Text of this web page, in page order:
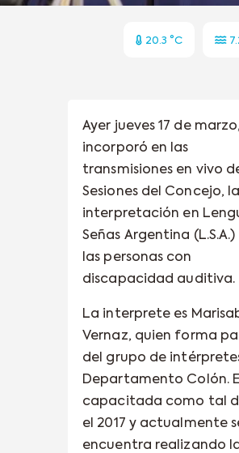
20.3 °C
Ayer jueves 17 de
incorporó en las
transmisiones en vivo
Sesiones del Concejo, la
interpretación en
Señas Argentina
las personas con
discapacidad auditiva.
La interprete es
Vernaz, quien forma
del grupo de
Departamento Colón.
capacitada como tal
el 2017 y actualmente
encuentra realizando